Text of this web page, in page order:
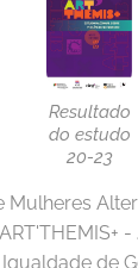
Resultado
do estudo
20-23
Mulheres
de